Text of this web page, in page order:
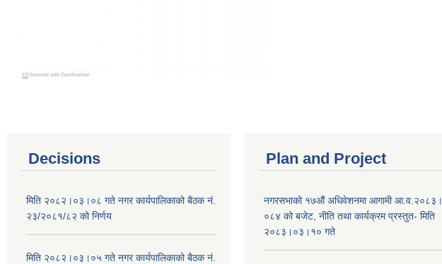
Decisions
मिति २०८२।०३।०८ गते नगर कार्यपालिकाको बैठक नं.
२३/२०८१/८२ को निर्णय
मिति २०८२।०३।०५ गते नगर कार्यपालिकाको बैठक नं.
Plan and Project
नगरसभाको १७औं अधिवेशनमा आगामी आ.व.२०८३।
०८४ को बजेट, नीति तथा कार्यक्रम प्रस्तुत- मिति
२०८३।०३।१० गते